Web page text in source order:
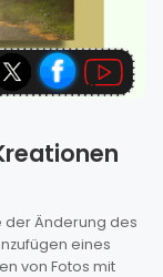
der Änderung des
eines
von Fotos mit